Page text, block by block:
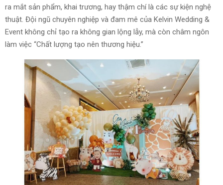
ra mắt sản phẩm, khai trương, hay thậm chí là các sự kiện nghệ
thuật. Đội ngũ chuyên nghiệp và đam mê của Kelvin Wedding &
Event không chỉ tạo ra không gian lộng lẫy, mà còn châm ngôn
làm việc “Chất lượng tạo nên thương hiệu.”